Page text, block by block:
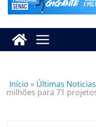
Início » Últimas Noticias
milhões para 71